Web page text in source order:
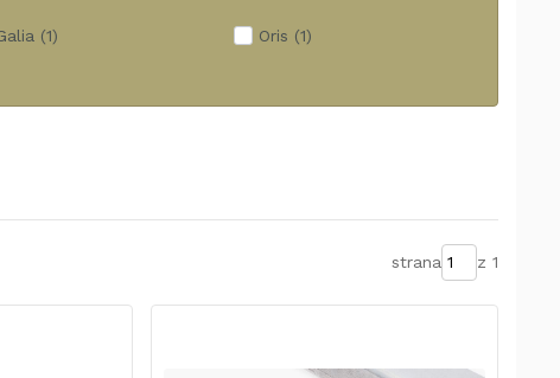
(1) Oris (1)
strana z 1